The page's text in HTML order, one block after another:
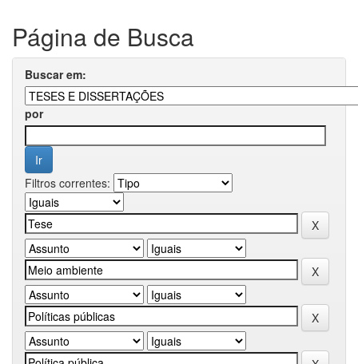
Página de Busca
Buscar em:
por
Filtros correntes: